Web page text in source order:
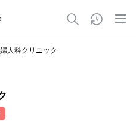
人科クリニック